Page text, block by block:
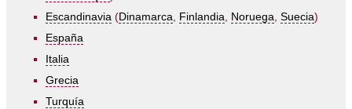
Escandinavia (Dinamarca, Finlandia, Noruega, Suecia)
España
Italia
Grecia
Turquía